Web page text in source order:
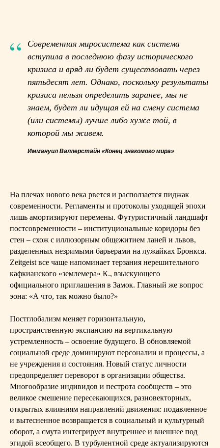
“
Современная миросистема как система
вступила в последнюю фазу исторического
кризиса и вряд ли будет существовать через
пятьдесят лет. Однако, поскольку результаты
кризиса нельзя определить заранее, мы не
знаем, будет ли идущая ей на смену система
(или системы) лучше либо хуже той, в
которой мы живем.
Иммануил Валлерстайн «Конец знакомого мира»
На плечах нового века рвется и расползается пиджак
современности. Регламенты и протоколы уходящей эпохи
лишь амортизируют перемены. Футуристичный ландшафт
постсовременности – институциональные коридоры без
стен – схож с иллюзорным общежитием ланей и львов,
разделенных незримыми барьерами на лужайках Бронкса.
Zeitgeist все чаще напоминает терзания нерешительного
кафкианского «землемера» К., взыскующего
официального приглашения в Замок. Главный же вопрос
эона: «А что, так можно было?»
Постглобализм меняет горизонтальную,
пространственную экспансию на вертикальную
устремленность – освоение будущего. В обновляемой
социальной среде доминируют персоналии и процессы, а
не учреждения и состояния. Новый статус личности
предопределяет переворот в организации общества.
Многообразие индивидов и пестрота сообществ – это
великое смешение пересекающихся, разновекторных,
открытых влияниям направлений движения: подавленное
и вытесненное возвращается в социальный и культурный
оборот, а смута интегрирует внутреннее и внешнее под
эгидой всеобщего. В турбулентной среде актуализируются